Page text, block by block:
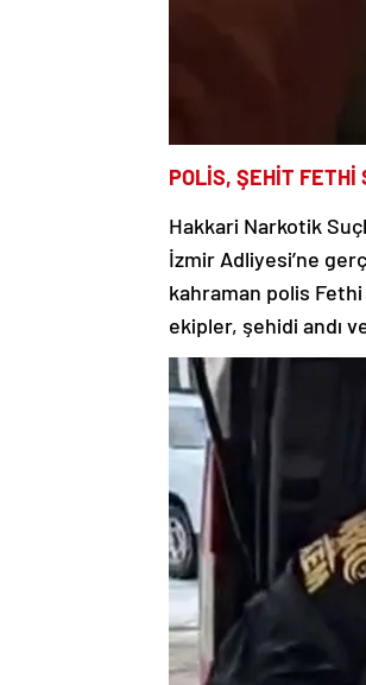
POLİS, ŞEHİT FETHİ
Hakkari Narkotik
İzmir Adliyesi’ne
kahraman polis Fethi
ekipler, şehidi andı